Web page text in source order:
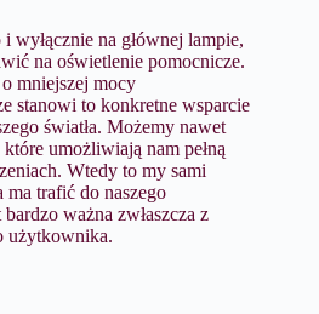
wyłącznie na głównej lampie,
na oświetlenie pomocnicze.
mniejszej mocy
stanowi to konkretne wsparcie
światła. Możemy nawet
umożliwiają nam pełną
Wtedy to my sami
ma trafić do naszego
ważna zwłaszcza z
użytkownika.